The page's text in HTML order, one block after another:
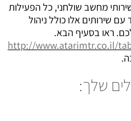
מחשב שולחני, כל הפעילות
שירותים אלו כולל ניהול
ראו בסעיף הבא.
http://www.atarimtr.co.il/
שלך: